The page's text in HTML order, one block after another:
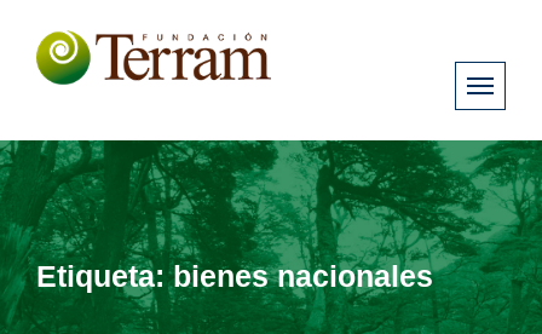
Etiqueta:bienes nacionales